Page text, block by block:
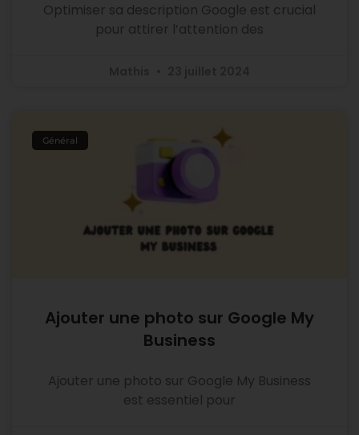
Optimiser sa description Google est crucial
pour attirer l’attention des
Général
Ajouter une photo sur Google My
Business
Ajouter une photo sur Google My Business
est essentiel pour